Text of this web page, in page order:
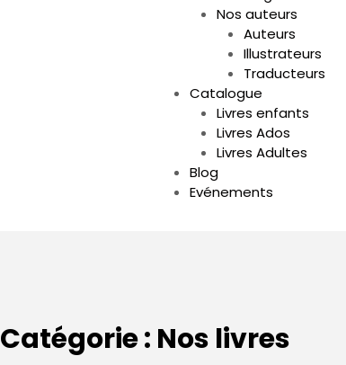
Nos auteurs
Auteurs
Illustrateurs
Traducteurs
Catalogue
Livres enfants
Livres Ados
Livres Adultes
Blog
Evénements
Catégorie : Nos livres